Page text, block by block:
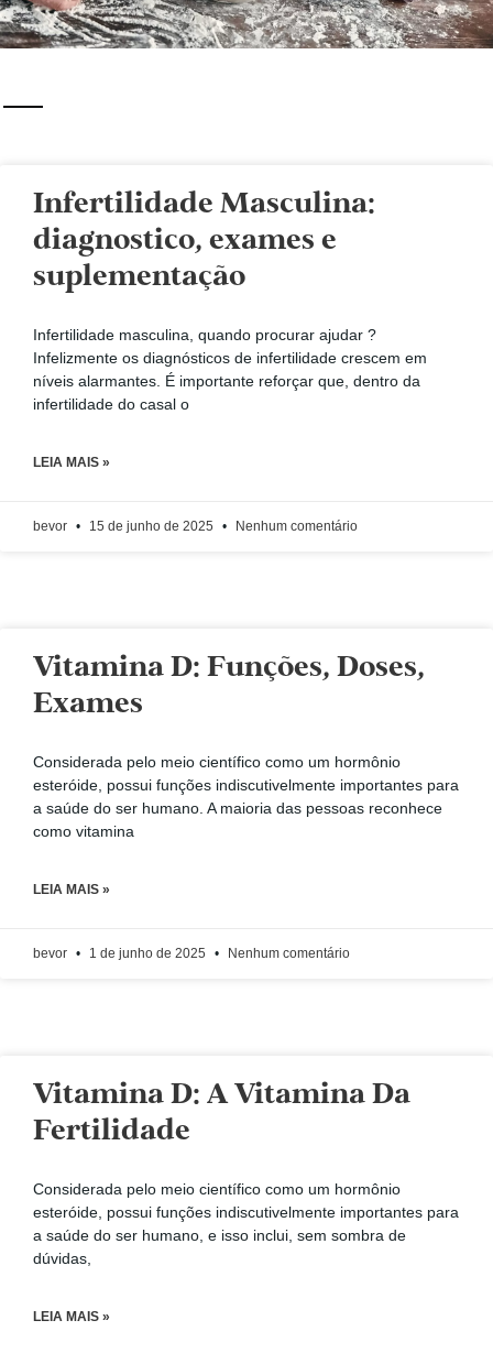
Infertilidade Masculina:
diagnostico, exames e
suplementação
Infertilidade masculina, quando procurar ajudar ?
Infelizmente os diagnósticos de infertilidade crescem em
níveis alarmantes. É importante reforçar que, dentro da
infertilidade do casal o
LEIA MAIS »
bevor 15 de junho de 2025 Nenhum comentário
Vitamina D: Funções, Doses,
Exames
Considerada pelo meio científico como um hormônio
esteróide, possui funções indiscutivelmente importantes para
a saúde do ser humano. A maioria das pessoas reconhece
como vitamina
LEIA MAIS »
bevor 1 de junho de 2025 Nenhum comentário
Vitamina D: A Vitamina Da
Fertilidade
Considerada pelo meio científico como um hormônio
esteróide, possui funções indiscutivelmente importantes para
a saúde do ser humano, e isso inclui, sem sombra de
dúvidas,
LEIA MAIS »